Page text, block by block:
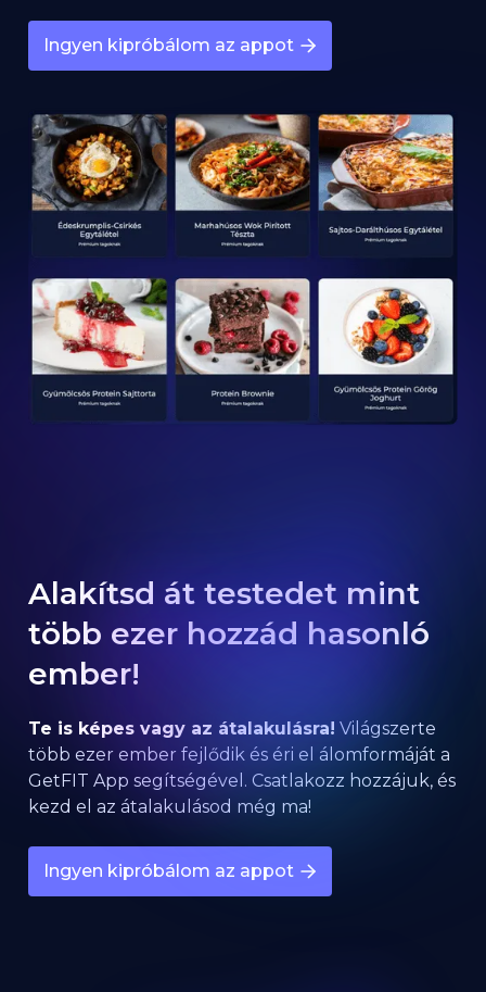
Ingyen kipróbálom az appot
Alakítsd át testedet mint
több ezer hozzád hasonló
ember!
Te is képes vagy az átalakulásra! Világszerte
több ezer ember fejlődik és éri el álomformáját a
GetFIT App segítségével. Csatlakozz hozzájuk, és
kezd el az átalakulásod még ma!
Ingyen kipróbálom az appot